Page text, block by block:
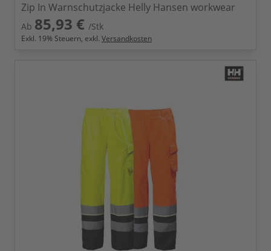
Zip In Warnschutzjacke Helly Hansen workwear
Ab 85,93 € /Stk
Exkl. 19% Steuern, exkl. Versandkosten